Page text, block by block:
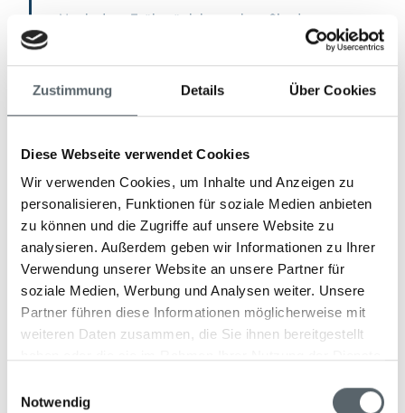
Zustimmung Details Über Cookies
Diese Webseite verwendet Cookies
Wir verwenden Cookies, um Inhalte und Anzeigen zu
personalisieren, Funktionen für soziale Medien anbieten
zu können und die Zugriffe auf unsere Website zu
analysieren. Außerdem geben wir Informationen zu Ihrer
Verwendung unserer Website an unsere Partner für
soziale Medien, Werbung und Analysen weiter. Unsere
Partner führen diese Informationen möglicherweise mit
weiteren Daten zusammen, die Sie ihnen bereitgestellt
Notwendig
Nach dem Frühstück besuchen Sie den
botanischen Garten in Peradeniya, der auf 60
Hektar eine enorme Pflanzenvielfalt beherbergt
und als einer der schönsten botanischen Gärten
besichtigen, eine der wichtigsten buddhistischen
von Buddha selbst aufbewahrt werden.